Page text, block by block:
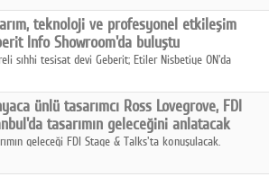
teknoloji ve profesyonel etkileşim
Info Showroom'da buluştu
sıhhi tesisat devi Geberit; Etiler Nisbetiye ON'da
özel bir davete ev sahipliği yaptı.
ünlü tasarımcı Ross Lovegrove, FDI
tasarımın geleceğini anlatacak
geleceği FDI Stage & Talks'ta konuşulacak.